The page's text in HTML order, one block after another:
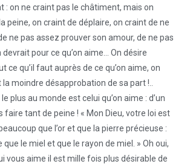
: on ne craint pas le châtiment, mais on
peine, on craint de déplaire, on craint de ne
ne pas assez prouver son amour, de ne pas
devrait pour ce qu’on aime… On désire
ce qu’il faut auprès de ce qu’on aime, on
moindre désapprobation de sa part !..
le plus au monde est celui qu’on aime : d’un
faire tant de peine ! « Mon Dieu, votre loi est
que l’or et que la pierre précieuse :
que le miel et que le rayon de miel. » Oh oui,
vous aime il est mille fois plus désirable de